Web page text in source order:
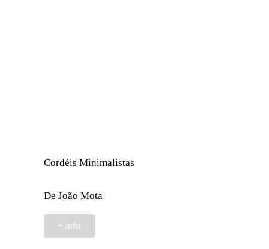
Cordéis Minimalistas
De João Mota
+ info